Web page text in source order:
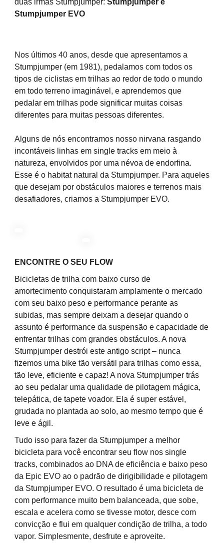
duas irmãs Stumpjumper: Stumpjumper e
Stumpjumper EVO
Nos últimos 40 anos, desde que apresentamos a
Stumpjumper (em 1981), pedalamos com todos os
tipos de ciclistas em trilhas ao redor de todo o mundo
em todo terreno imaginável, e aprendemos que
pedalar em trilhas pode significar muitas coisas
diferentes para muitas pessoas diferentes.
Alguns de nós encontramos nosso nirvana rasgando
incontáveis linhas em single tracks em meio à
natureza, envolvidos por uma névoa de endorfina.
Esse é o habitat natural da Stumpjumper. Para aqueles
que desejam por obstáculos maiores e terrenos mais
desafiadores, criamos a Stumpjumper EVO.
ENCONTRE O SEU FLOW
Bicicletas de trilha com baixo curso de
amortecimento conquistaram amplamente o mercado
com seu baixo peso e performance perante as
subidas, mas sempre deixam a desejar quando o
assunto é performance da suspensão e capacidade de
enfrentar trilhas com grandes obstáculos. A nova
Stumpjumper destrói este antigo script – nunca
fizemos uma bike tão versátil para trilhas como essa,
tão leve, eficiente e capaz! A nova Stumpjumper trás
ao seu pedalar uma qualidade de pilotagem mágica,
telepática, de tapete voador. Ela é super estável,
grudada no plantada ao solo, ao mesmo tempo que é
leve e ágil.
Tudo isso para fazer da Stumpjumper a melhor
bicicleta para você encontrar seu flow nos single
tracks, combinados ao DNA de eficiência e baixo peso
da Epic EVO ao o padrão de dirigibilidade e pilotagem
da Stumpjumper EVO. O resultado é uma bicicleta de
com performance muito bem balanceada, que sobe,
escala e acelera como se tivesse motor, desce com
convicção e flui em qualquer condição de trilha, a todo
vapor. Simplesmente, desfrute e aproveite.